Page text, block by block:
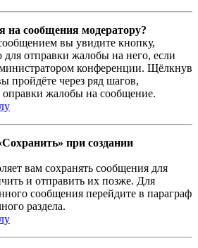
на сообщения модератору?
вы увидите кнопку,
для отправки жалобы на него, если
конференции. Щёлкнув
пройдёте через ряд шагов,
жалобы на сообщение.
при создании
вам сохранять сообщения для
и отправить их позже. Для
сообщения перейдите в параграф
раздела.